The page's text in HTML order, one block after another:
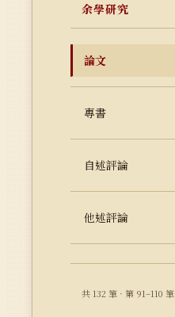
余學研究
論文
專書
自述評論
他述評論
共 132 筆 · 第 91–110 筆